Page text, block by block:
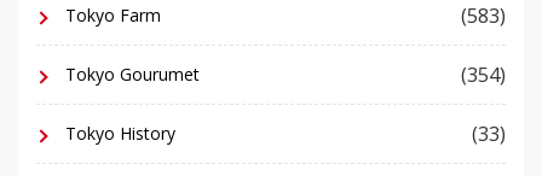
Tokyo Farm (583)
Tokyo Gourumet (354)
Tokyo History (33)